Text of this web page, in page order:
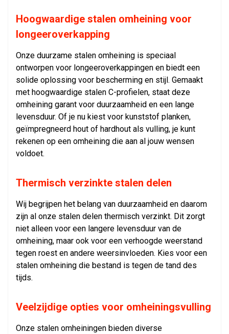
Hoogwaardige stalen omheining voor
longeeroverkapping
Onze duurzame stalen omheining is speciaal
ontworpen voor longeeroverkappingen en biedt een
solide oplossing voor bescherming en stijl. Gemaakt
met hoogwaardige stalen C-profielen, staat deze
omheining garant voor duurzaamheid en een lange
levensduur. Of je nu kiest voor kunststof planken,
geïmpregneerd hout of hardhout als vulling, je kunt
rekenen op een omheining die aan al jouw wensen
voldoet.
Thermisch verzinkte stalen delen
Wij begrijpen het belang van duurzaamheid en daarom
zijn al onze stalen delen thermisch verzinkt. Dit zorgt
niet alleen voor een langere levensduur van de
omheining, maar ook voor een verhoogde weerstand
tegen roest en andere weersinvloeden. Kies voor een
stalen omheining die bestand is tegen de tand des
tijds.
Veelzijdige opties voor omheiningsvulling
Onze stalen omheiningen bieden diverse